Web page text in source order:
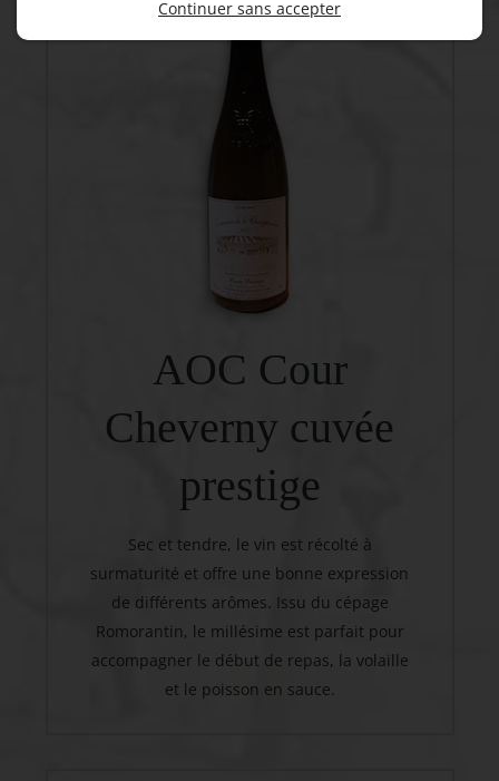
AOC Cour
Cheverny cuvée
prestige
Sec et tendre, le vin est récolté à
surmaturité et offre une bonne expression
de différents arômes. Issu du cépage
Romorantin, le millésime est parfait pour
accompagner le début de repas, la volaille
et le poisson en sauce.
Continuer sans accepter